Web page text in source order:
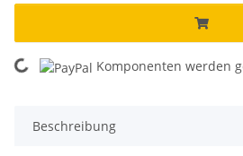
Komponenten werden
Beschreibung